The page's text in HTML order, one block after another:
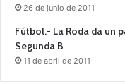
26 de junio de 2011
Fútbol.- La Roda da un
Segunda B
11 de abril de 2011